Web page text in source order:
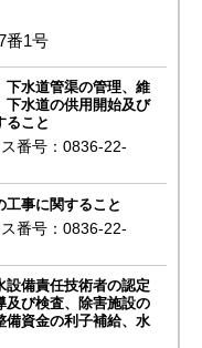
番1号
下水道管渠の管理、維
下水道の供用開始及び
ること
番号：0836-22-
工事に関すること
番号：0836-22-
設備責任技術者の認定
及び検査、除害施設の
備資金の利子補給、水